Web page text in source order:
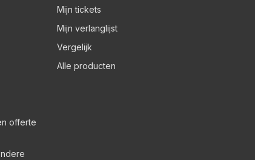
offerte
Mijn tickets
Mijn verlanglijst
Vergelijk
Alle producten